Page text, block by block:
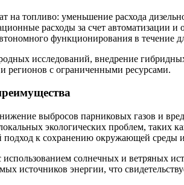
на топливо: уменьшение расхода
расходы за счет автоматизации и
функционирования в течение
исследований, внедрение
регионов с ограниченными ресурсами.
выбросов парниковых газов и
экологических проблем, таких
подход к сохранению окружающей среды
солнечных и ветряных
источников энергии, что